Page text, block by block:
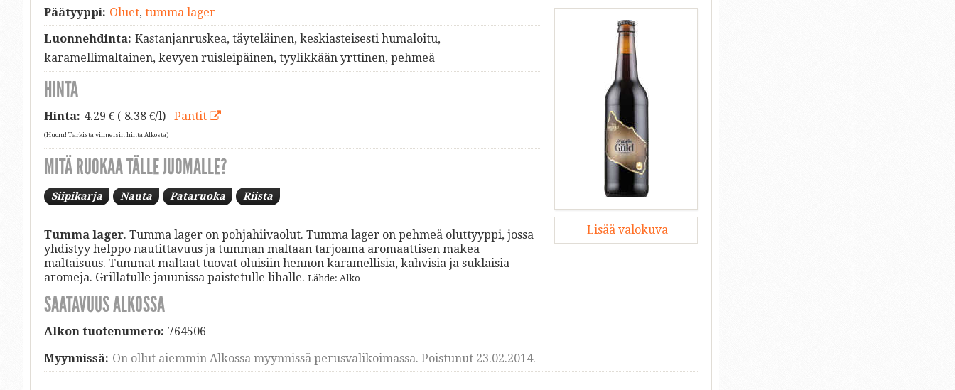
Lisää valokuva
Päätyyppi: Oluet, tumma lager
Luonnehdinta: Kastanjanruskea, täyteläinen, keskiasteisesti humaloitu,
karamellimaltainen, kevyen ruisleipäinen, tyylikkään yrttinen, pehmeä
HINTA
Hinta: 4.29 € ( 8.38 €/l) Pantit
(Huom! Tarkista viimeisin hinta Alkosta)
MITÄ RUOKAA TÄLLE JUOMALLE?
Siipikarja Nauta Pataruoka Riista
Tumma lager. Tumma lager on pohjahiivaolut. Tumma lager on pehmeä oluttyyppi, jossa
yhdistyy helppo nautittavuus ja tumman maltaan tarjoama aromaattisen makea
maltaisuus. Tummat maltaat tuovat oluisiin hennon karamellisia, kahvisia ja suklaisia
aromeja. Grillatulle jauunissa paistetulle lihalle. Lähde: Alko
SAATAVUUS ALKOSSA
Alkon tuotenumero: 764506
Myynnissä: On ollut aiemmin Alkossa myynnissä perusvalikoimassa. Poistunut 23.02.2014.